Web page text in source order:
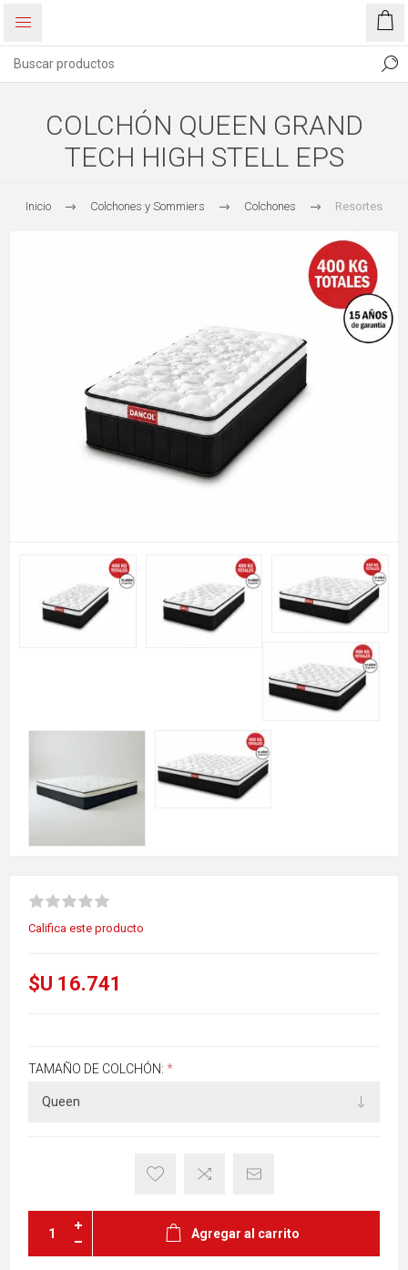
COLCHÓN QUEEN GRAND
TECH HIGH STELL EPS
Inicio Colchones y Sommiers Colchones Resortes
Califica este producto
$U 16.741
TAMAÑO DE COLCHÓN: *
Agregar al carrito